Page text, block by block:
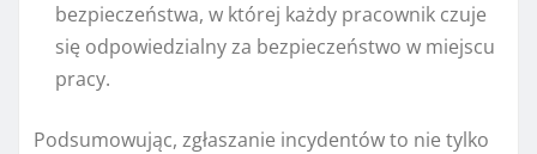
bezpieczeństwa, w której każdy pracownik czuje
się odpowiedzialny za bezpieczeństwo w miejscu
pracy.
Podsumowując, zgłaszanie incydentów to nie tylko